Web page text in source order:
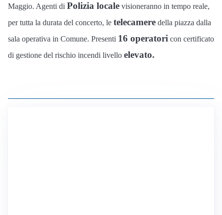
Maggio. Agenti di Polizia locale visioneranno in tempo reale,
per tutta la durata del concerto, le telecamere della piazza dalla
sala operativa in Comune. Presenti 16 operatori con certificato
di gestione del rischio incendi livello elevato.